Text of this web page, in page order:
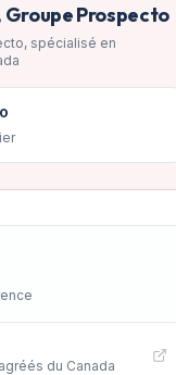
Prospecto
spécialisé en
du Canada